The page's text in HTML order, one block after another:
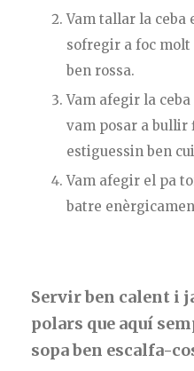
Vam tallar la ceba
sofregir a foc
ben rossa.
Vam afegir la
vam posar a bullir
estiguessin ben
Vam afegir el pa
batre
Servir ben calent i
polars que aquí
sopa ben escalfa-